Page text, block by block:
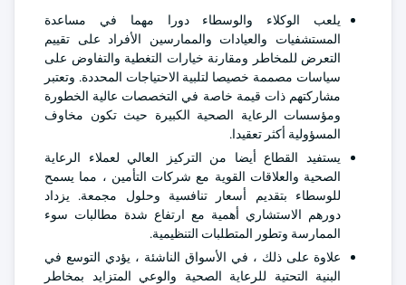
يلعب الوكلاء والوسطاء دورا مهما في مساعدة
المستشفيات والعيادات والممارسين الأفراد على تقييم
التعرض للمخاطر ومقارنة خيارات التغطية والتفاوض على
سياسات مصممة خصيصا لتلبية الاحتياجات المحددة. وتعتبر
مشاركتهم ذات قيمة خاصة في التخصصات عالية الخطورة
ومؤسسات الرعاية الصحية الكبيرة حيث تكون مخاوف
المسؤولية أكثر تعقيدا.
يستفيد القطاع أيضا من التركيز العالي لعملاء الرعاية
الصحية والعلاقات القوية مع شركات التأمين ، مما يسمح
للوسطاء بتقديم أسعار تنافسية وحلول مجمعة. يزداد
دورهم الاستشاري أهمية مع ارتفاع شدة مطالبات سوء
الممارسة وتطور المتطلبات التنظيمية.
علاوة على ذلك ، في الأسواق الناشئة ، يؤدي التوسع في
البنية التحتية للرعاية الصحية والوعي المتزايد بمخاطر